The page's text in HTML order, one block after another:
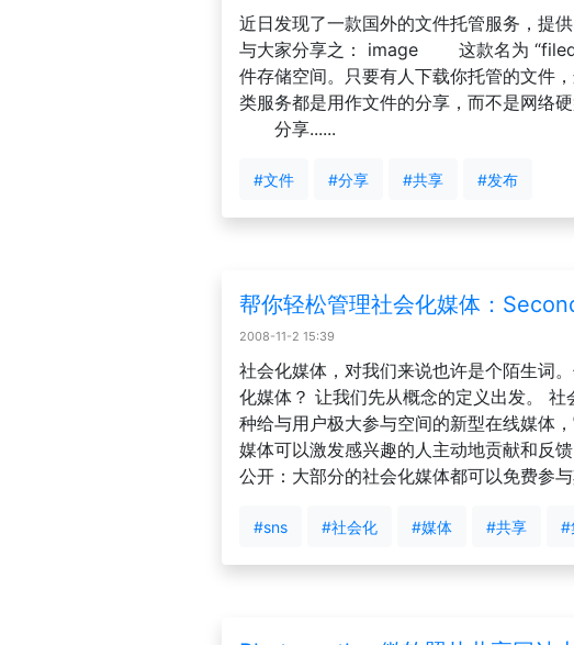
近日发现了一款国外的文件托管服务，提供
与大家分享之： image 这款名为
件存储空间。只要有人下载你托管的文件
类服务都是用作文件的分享，而不是网络
分享......
#文件 #分享 #共享 #发布
帮你轻松管理社会化媒体：
2008-11-2 15:39
社会化媒体，对我们来说也许是个陌生词
化媒体？ 让我们先从概念的定义出发。 社
种给与用户极大参与空间的新型在线媒体
媒体可以激发感兴趣的人主动地贡献和反
公开：大部分的社会化媒体都可以免费参
#sns #社会化 #媒体 #共享 #